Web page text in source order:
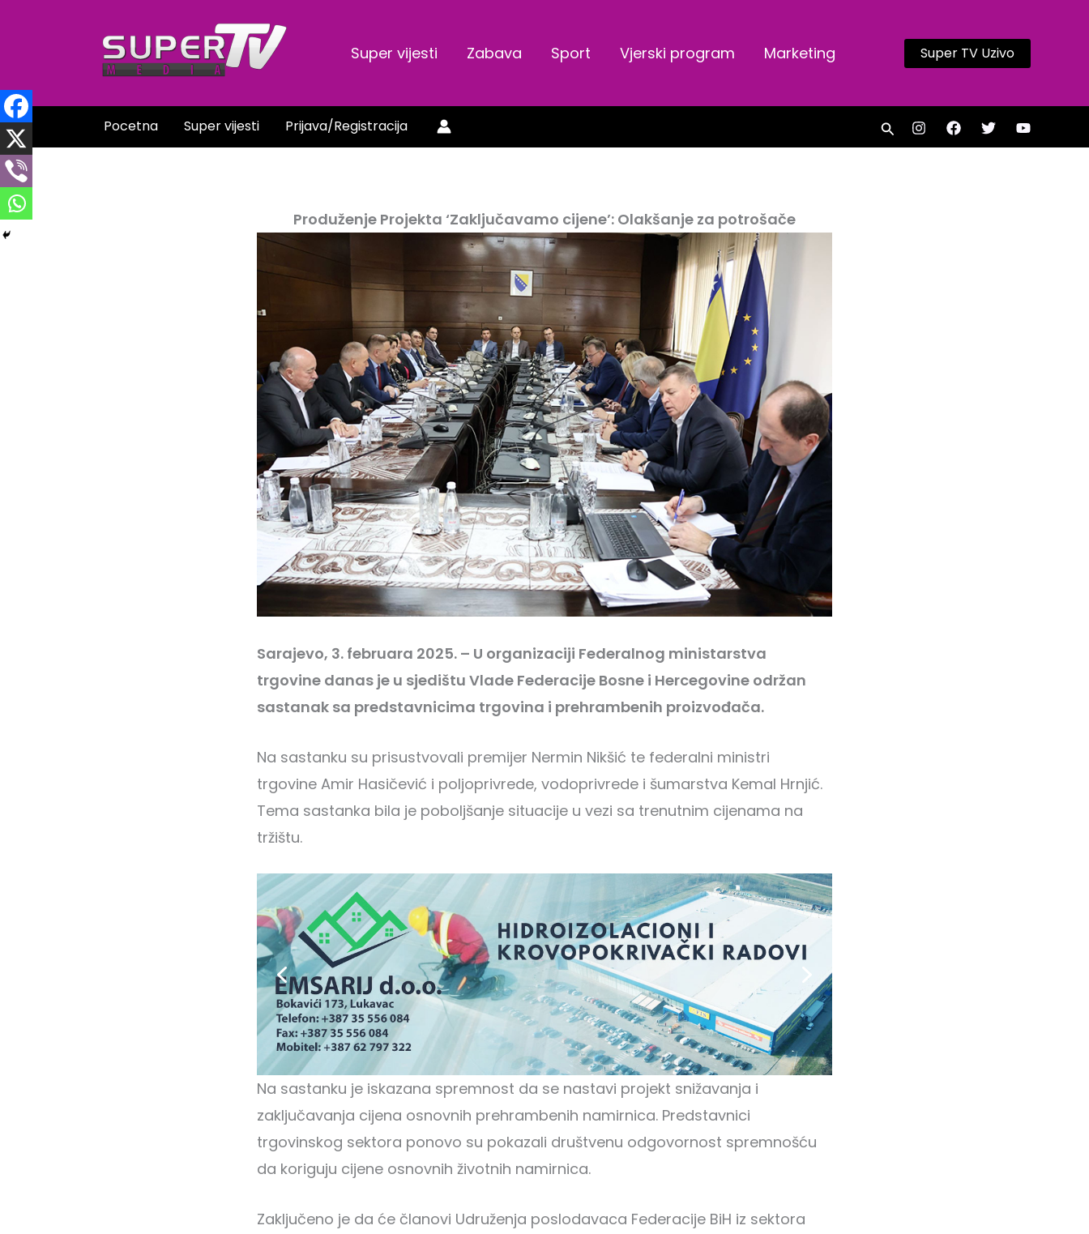
Super vijesti Zabava Sport Vjerski program Marketing Super TV Uzivo
Pocetna Super vijesti Prijava/Registracija Search
Produženje Projekta ‘Zaključavamo cijene’: Olakšanje za potrošače
Sarajevo, 3. februara 2025. – U organizaciji Federalnog ministarstva
trgovine danas je u sjedištu Vlade Federacije Bosne i Hercegovine održan
sastanak sa predstavnicima trgovina i prehrambenih proizvođača.
Na sastanku su prisustvovali premijer Nermin Nikšić te federalni ministri
trgovine Amir Hasičević i poljoprivrede, vodoprivrede i šumarstva Kemal Hrnjić.
Tema sastanka bila je poboljšanje situacije u vezi sa trenutnim cijenama na
tržištu.
Na sastanku je iskazana spremnost da se nastavi projekt snižavanja i
zaključavanja cijena osnovnih prehrambenih namirnica. Predstavnici
trgovinskog sektora ponovo su pokazali društvenu odgovornost spremnošću
da koriguju cijene osnovnih životnih namirnica.
Zaključeno je da će članovi Udruženja poslodavaca Federacije BiH iz sektora